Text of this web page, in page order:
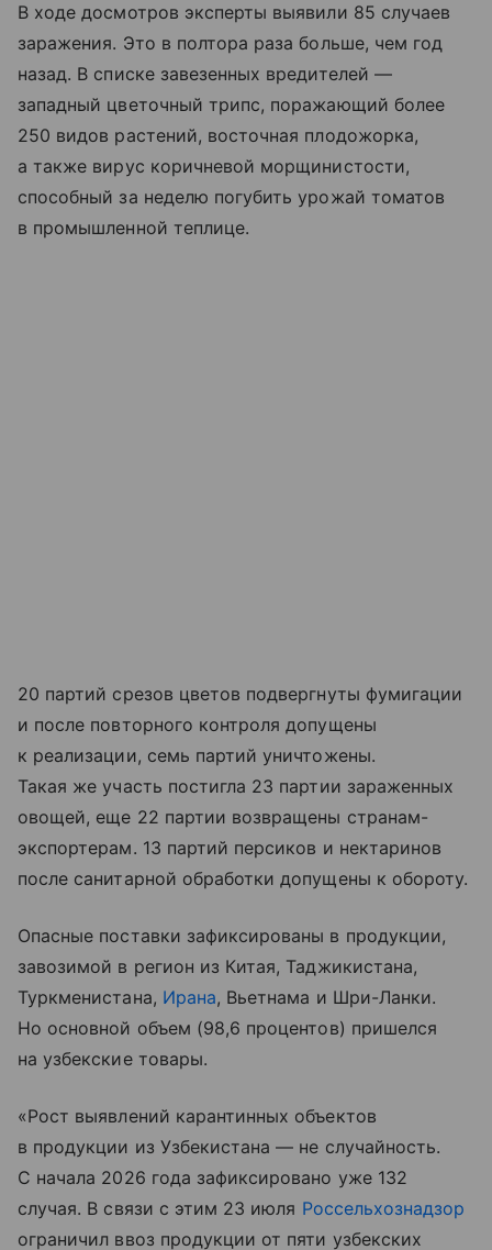
В ходе досмотров эксперты выявили 85 случаев
заражения. Это в полтора раза больше, чем год
назад. В списке завезенных вредителей —
западный цветочный трипс, поражающий более
250 видов растений, восточная плодожорка,
а также вирус коричневой морщинистости,
способный за неделю погубить урожай томатов
в промышленной теплице.
20 партий срезов цветов подвергнуты фумигации
и после повторного контроля допущены
к реализации, семь партий уничтожены.
Такая же участь постигла 23 партии зараженных
овощей, еще 22 партии возвращены странам-
экспортерам. 13 партий персиков и нектаринов
после санитарной обработки допущены к обороту.
Опасные поставки зафиксированы в продукции,
завозимой в регион из Китая, Таджикистана,
Туркменистана, Ирана, Вьетнама и Шри-Ланки.
Но основной объем (98,6 процентов) пришелся
на узбекские товары.
«Рост выявлений карантинных объектов
в продукции из Узбекистана — не случайность.
С начала 2026 года зафиксировано уже 132
случая. В связи с этим 23 июля Россельхознадзор
ограничил ввоз продукции от пяти узбекских